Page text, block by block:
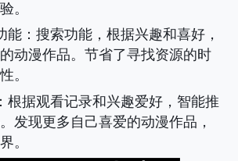
。
能：搜索功能，根据兴趣和喜好，
动漫作品。节省了寻找资源的时
。
根据观看记录和兴趣爱好，智能推
发现更多自己喜爱的动漫作品，
。